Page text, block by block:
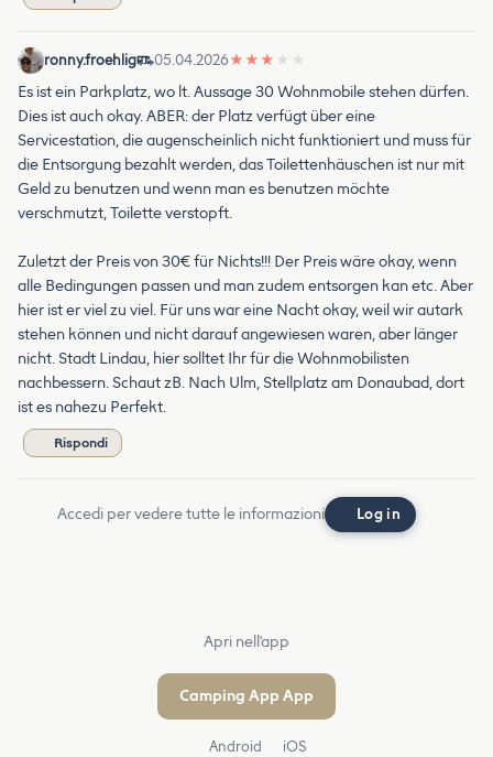
ronny.froehlig 05.04.2026★ ★ ★ ★ ★
Es ist ein Parkplatz, wo lt. Aussage 30 Wohnmobile stehen dürfen.
Dies ist auch okay. ABER: der Platz verfügt über eine
Servicestation, die augenscheinlich nicht funktioniert und muss für
die Entsorgung bezahlt werden, das Toilettenhäuschen ist nur mit
Geld zu benutzen und wenn man es benutzen möchte
verschmutzt, Toilette verstopft.
Zuletzt der Preis von 30€ für Nichts!!! Der Preis wäre okay, wenn
alle Bedingungen passen und man zudem entsorgen kan etc. Aber
hier ist er viel zu viel. Für uns war eine Nacht okay, weil wir autark
stehen können und nicht darauf angewiesen waren, aber länger
nicht. Stadt Lindau, hier solltet Ihr für die Wohnmobilisten
nachbessern. Schaut zB. Nach Ulm, Stellplatz am Donaubad, dort
ist es nahezu Perfekt.
Rispondi
Accedi per vedere tutte le informazioni Log in
Apri nell'app
Camping App App
Android iOS